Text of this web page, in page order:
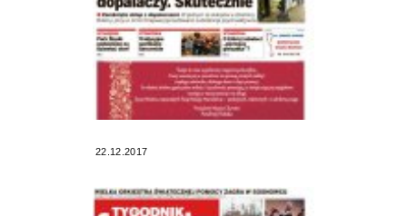
22.12.2017